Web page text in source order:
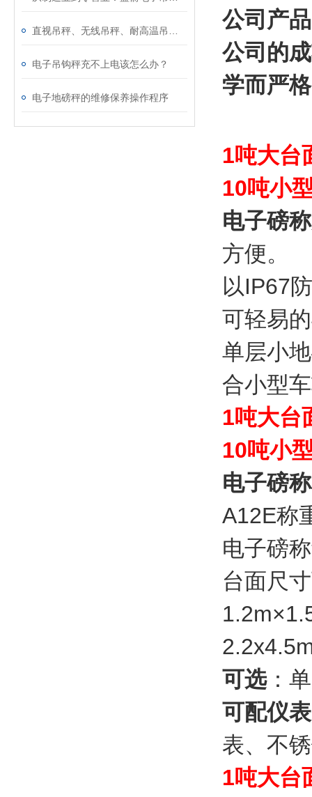
电子吊钩秤充不上电该怎么办？
电子地磅秤的维修保养操作程序
公司产
公司的
学而严
1吨大台
10吨小
电子磅
方便。
以IP67
可轻易
单层小
合小型
1吨大台
10吨小
电子磅
A12E称
电子磅
台面尺
可选：
可配仪表
表、不
1吨大台